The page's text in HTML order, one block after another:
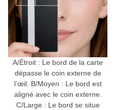
A/Étroit : Le bord de la carte
dépasse le coin externe de
l’œil. B/Moyen : Le bord est
aligné avec le coin externe.
C/Large : Le bord se situe